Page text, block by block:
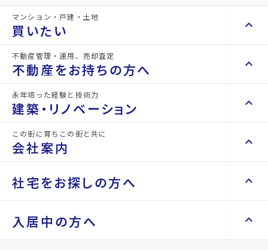
マンション・戸建・土地
買いたい keyboard_arrow_up
不動産を買いたい方へ keyboard_arrow_right
space_dashboard
エリアから探す
space_dashboard
土地を探す
不動産管理・運用、売却査定
不動産をお持ちの方へ keyboard_arrow_up
不動産をお持ちの方へ keyboard_arrow_right
山一地所の賃貸管理
不動産を貸すまでの流れ
空き家サポートサービス
不動産を売却したい keyboard_arrow_right
永年培った経験と技術力
建築・リノベーション keyboard_arrow_up
建築・リノベーション keyboard_arrow_right
Renotta（リノッタ） keyboard_arrow_right
この街に育ちこの街と共に
会社案内 keyboard_arrow_up
会社案内 keyboard_arrow_right
会社概要・沿革 keyboard_arrow_right
社宅をお探しの方へ keyboard_arrow_up
社宅をお探しの方へ keyboard_arrow_right
入居中の方へ keyboard_arrow_up
詳細情報 details
物件名 コートハウス山の寺
所在地
ら徒歩5分
仙台市地下鉄南北線/八乙女駅 徒歩34分